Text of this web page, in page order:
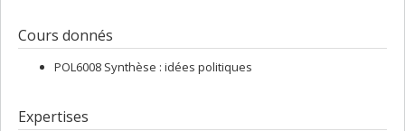
Cours donnés
POL6008 Synthèse : idées politiques
Expertises